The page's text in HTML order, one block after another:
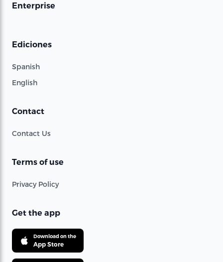
Enterprise
Ediciones
Spanish
English
Contact
Contact Us
Terms of use
Privacy Policy
Get the app
Download on the
App Store